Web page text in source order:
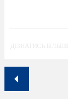
ДІЗНАТИСЬ БІЛЬШЕ